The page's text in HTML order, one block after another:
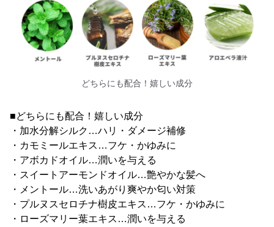
どちらにも配合！嬉しい成分
■どちらにも配合！嬉しい成分
・加水分解シルク…ハリ・ダメージ補修
・カモミールエキス…フケ・かゆみに
・アボカドオイル…潤いを与える
・スイートアーモンドオイル…艶やかな髪へ
・メントール…洗いあがり爽やか匂い対策
・プルヌスセロチナ樹皮エキス…フケ・かゆみに
・ローズマリー葉エキス…潤いを与える